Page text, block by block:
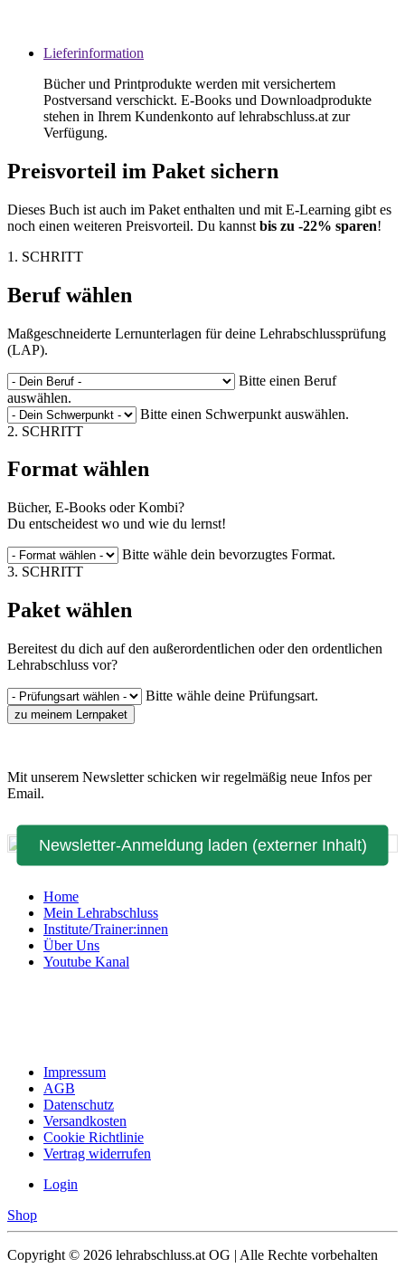
Lieferinformation
Bücher und Printprodukte werden mit versichertem
Postversand verschickt. E-Books und Downloadprodukte
stehen in Ihrem Kundenkonto auf lehrabschluss.at zur
Verfügung.
Preisvorteil im Paket sichern
Dieses Buch ist auch im Paket enthalten und mit E-Learning gibt es
noch einen weiteren Preisvorteil. Du kannst bis zu -22% sparen!
1. SCHRITT
Beruf wählen
Maßgeschneiderte Lernunterlagen für deine Lehrabschlussprüfung
(LAP).
Bitte einen Beruf
auswählen.
Bitte einen Schwerpunkt auswählen.
2. SCHRITT
Format wählen
Bücher, E-Books oder Kombi?
Du entscheidest wo und wie du lernst!
Bitte wähle dein bevorzugtes Format.
3. SCHRITT
Paket wählen
Bereitest du dich auf den außerordentlichen oder den ordentlichen
Lehrabschluss vor?
Bitte wähle deine Prüfungsart.
zu meinem Lernpaket
Mit unserem Newsletter schicken wir regelmäßig neue Infos per
Email.
Newsletter-Anmeldung laden (externer Inhalt)
Home
Mein Lehrabschluss
Institute/Trainer:innen
Über Uns
Youtube Kanal
Impressum
AGB
Datenschutz
Versandkosten
Cookie Richtlinie
Vertrag widerrufen
Login
Shop
Copyright © 2026 lehrabschluss.at OG | Alle Rechte vorbehalten